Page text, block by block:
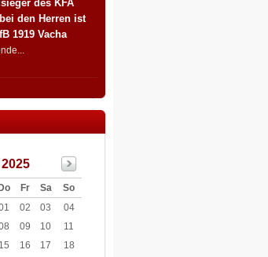
des KFA
den Herren ist
1919 Vacha
2025
Do Fr Sa
So
02 03
04
09 10
11
15 16 17
18